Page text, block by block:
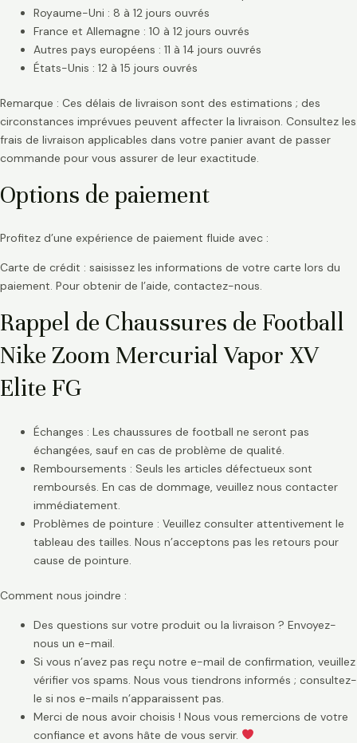
Royaume-Uni : 8 à 12 jours ouvrés
France et Allemagne : 10 à 12 jours ouvrés
Autres pays européens : 11 à 14 jours ouvrés
États-Unis : 12 à 15 jours ouvrés
Remarque : Ces délais de livraison sont des estimations ; des
circonstances imprévues peuvent affecter la livraison. Consultez les
frais de livraison applicables dans votre panier avant de passer
commande pour vous assurer de leur exactitude.
Options de paiement
Profitez d’une expérience de paiement fluide avec :
Carte de crédit : saisissez les informations de votre carte lors du
paiement. Pour obtenir de l’aide, contactez-nous.
Rappel de Chaussures de Football
Nike Zoom Mercurial Vapor XV
Elite FG
Échanges : Les chaussures de football ne seront pas
échangées, sauf en cas de problème de qualité.
Remboursements : Seuls les articles défectueux sont
remboursés. En cas de dommage, veuillez nous contacter
immédiatement.
Problèmes de pointure : Veuillez consulter attentivement le
tableau des tailles. Nous n’acceptons pas les retours pour
cause de pointure.
Comment nous joindre :
Des questions sur votre produit ou la livraison ? Envoyez-
nous un e-mail.
Si vous n’avez pas reçu notre e-mail de confirmation, veuillez
vérifier vos spams. Nous vous tiendrons informés ; consultez-
le si nos e-mails n’apparaissent pas.
Merci de nous avoir choisis ! Nous vous remercions de votre
confiance et avons hâte de vous servir.